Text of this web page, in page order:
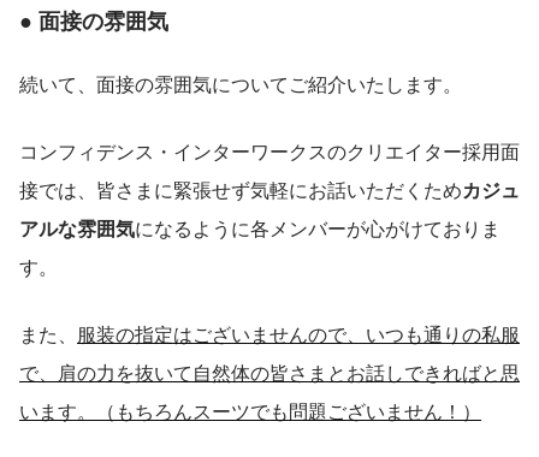
● 面接の雰囲気
続いて、面接の雰囲気についてご紹介いたします。
コンフィデンス・インターワークスのクリエイター採用面
接では、皆さまに緊張せず気軽にお話いただくためカジュ
アルな雰囲気になるように各メンバーが心がけておりま
す。
また、 服装の指定はございませんので、いつも通りの私服
で、肩の力を抜いて自然体の皆さまとお話しできればと思
います。（もちろんスーツでも問題ございません！）